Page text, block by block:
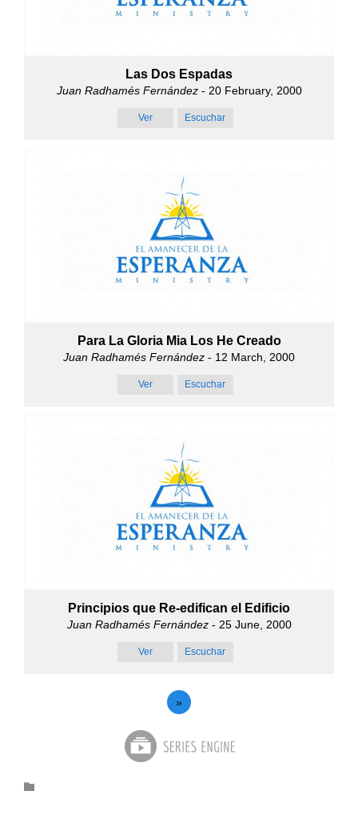
Las Dos Espadas
Juan Radhamés Fernández- 20 February, 2000
Ver Escuchar
Para La Gloria Mia Los He Creado
Juan Radhamés Fernández - 12 March, 2000
Ver Escuchar
Principios que Re-edifican el Edificio
Juan Radhamés Fernández- 25 June, 2000
Ver Escuchar
»
